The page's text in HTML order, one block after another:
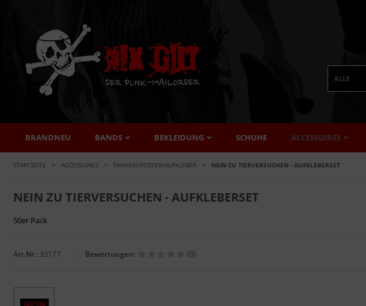
ALLE
BRANDNEU BANDS BEKLEIDUNG SCHUHE ACCESSOIRES
STARTSEITE ACCESSOIRES FAHNEN/POSTER/AUFKLEBER NEIN ZU TIERVERSUCHEN - AUFKLEBERSET
NEIN ZU TIERVERSUCHEN - AUFKLEBERSET
50er Pack
Art.Nr.: 33177 Bewertungen: (0)